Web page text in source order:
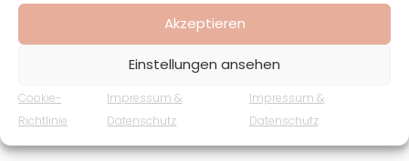
Akzeptieren
Einstellungen ansehen
Cookie-
Richtlinie
Impressum &
Datenschutz
Impressum &
Datenschutz
Schnittstelle: USB 2.0, USB 1.1
Holzbox quadratisch: 5,1 cm x 2,5 bx 8 cm
Herz in Holzbox: 17,5x 11,6 x 9,8 cm